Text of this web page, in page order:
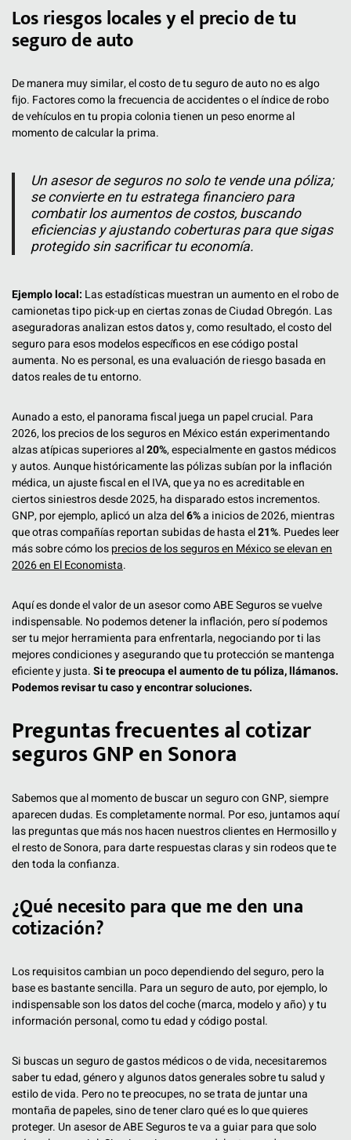
Los riesgos locales y el precio de tu
seguro de auto
De manera muy similar, el costo de tu seguro de auto no es algo
fijo. Factores como la frecuencia de accidentes o el índice de robo
de vehículos en tu propia colonia tienen un peso enorme al
momento de calcular la prima.
Un asesor de seguros no solo te vende una póliza;
se convierte en tu estratega financiero para
combatir los aumentos de costos, buscando
eficiencias y ajustando coberturas para que sigas
protegido sin sacrificar tu economía.
Ejemplo local: Las estadísticas muestran un aumento en el robo de
camionetas tipo pick-up en ciertas zonas de Ciudad Obregón. Las
aseguradoras analizan estos datos y, como resultado, el costo del
seguro para esos modelos específicos en ese código postal
aumenta. No es personal, es una evaluación de riesgo basada en
datos reales de tu entorno.
Aunado a esto, el panorama fiscal juega un papel crucial. Para
2026, los precios de los seguros en México están experimentando
alzas atípicas superiores al20%, especialmente en gastos médicos
y autos. Aunque históricamente las pólizas subían por la inflación
médica, un ajuste fiscal en el IVA, que ya no es acreditable en
ciertos siniestros desde 2025, ha disparado estos incrementos.
GNP, por ejemplo, aplicó un alza del6%a inicios de 2026, mientras
que otras compañías reportan subidas de hasta el21%. Puedes leer
más sobre cómo losprecios de los seguros en México se elevan en
2026 en El Economista.
Aquí es donde el valor de un asesor como ABE Seguros se vuelve
indispensable. No podemos detener la inflación, pero sí podemos
ser tu mejor herramienta para enfrentarla, negociando por ti las
mejores condiciones y asegurando que tu protección se mantenga
eficiente y justa.Si te preocupa el aumento de tu póliza, llámanos.
Podemos revisar tu caso y encontrar soluciones.
Preguntas frecuentes al cotizar
seguros GNP en Sonora
Sabemos que al momento de buscar un seguro con GNP, siempre
aparecen dudas. Es completamente normal. Por eso, juntamos aquí
las preguntas que más nos hacen nuestros clientes en Hermosillo y
el resto de Sonora, para darte respuestas claras y sin rodeos que te
den toda la confianza.
¿Qué necesito para que me den una
cotización?
Los requisitos cambian un poco dependiendo del seguro, pero la
base es bastante sencilla. Para un seguro de auto, por ejemplo, lo
indispensable son los datos del coche (marca, modelo y año) y tu
información personal, como tu edad y código postal.
Si buscas un seguro de gastos médicos o de vida, necesitaremos
saber tu edad, género y algunos datos generales sobre tu salud y
estilo de vida. Pero no te preocupes, no se trata de juntar una
montaña de papeles, sino de tener claro qué es lo que quieres
proteger. Un asesor de ABE Seguros te va a guiar para que solo